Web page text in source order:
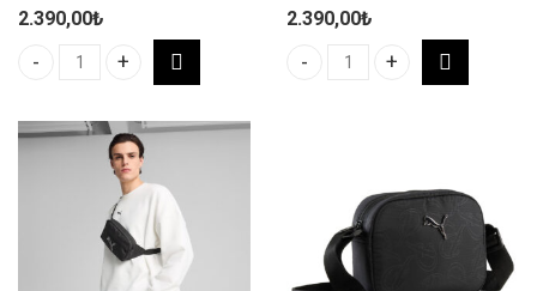
2.390,00₺
Puma PHASE Small Sports Bag 22L Unisex Pembe Spor Çanta -
2.390,00₺
Puma PHASE Small Sports